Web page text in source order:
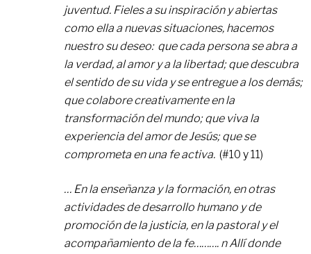
juventud. Fieles a su inspiración y abiertas
como ella a nuevas situaciones, hacemos
nuestro su deseo: que cada persona se abra a
la verdad, al amor y a la libertad; que descubra
el sentido de su vida y se entregue a los demás;
que colabore creativamente en la
transformación del mundo; que viva la
experiencia del amor de Jesús; que se
comprometa en una fe activa. (#10 y 11)
… En la enseñanza y la formación, en otras
actividades de desarrollo humano y de
promoción de la justicia, en la pastoral y el
acompañamiento de la fe………. n Allí donde